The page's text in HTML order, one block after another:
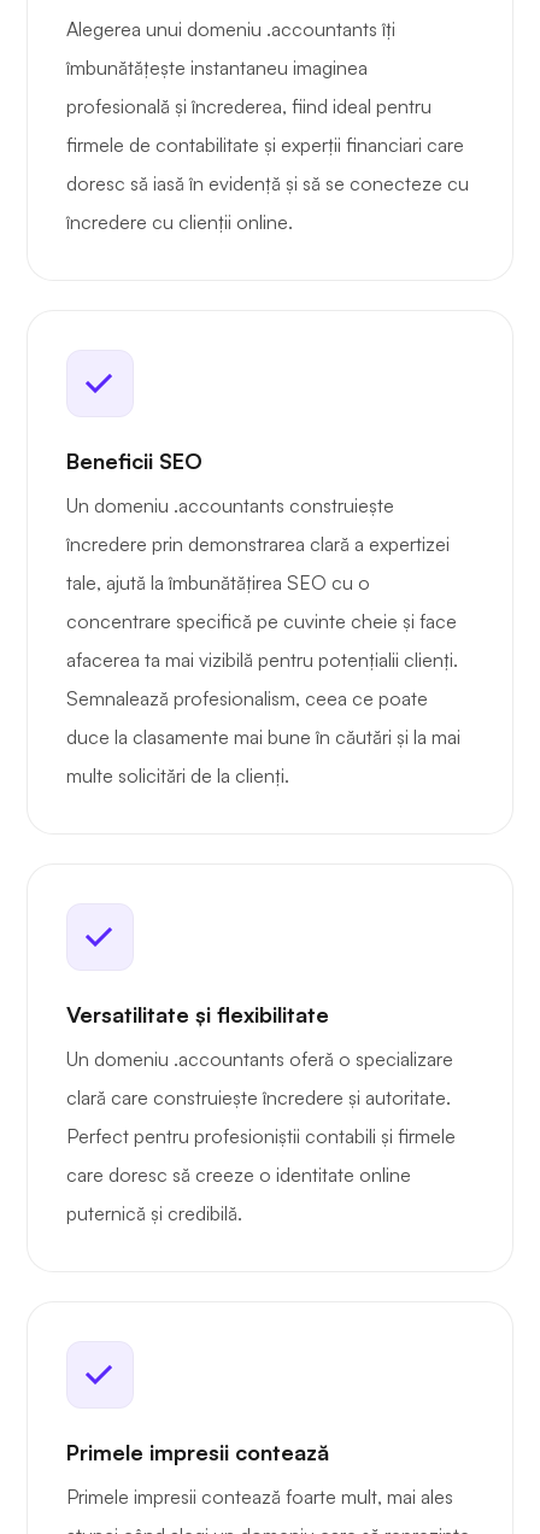
Alegerea unui domeniu .accountants îți
îmbunătățește instantaneu imaginea
profesională și încrederea, fiind ideal pentru
firmele de contabilitate și experții financiari care
doresc să iasă în evidență și să se conecteze cu
încredere cu clienții online.
Beneficii SEO
Un domeniu .accountants construiește
încredere prin demonstrarea clară a expertizei
tale, ajută la îmbunătățirea SEO cu o
concentrare specifică pe cuvinte cheie și face
afacerea ta mai vizibilă pentru potențialii clienți.
Semnalează profesionalism, ceea ce poate
duce la clasamente mai bune în căutări și la mai
multe solicitări de la clienți.
Versatilitate și flexibilitate
Un domeniu .accountants oferă o specializare
clară care construiește încredere și autoritate.
Perfect pentru profesioniștii contabili și firmele
care doresc să creeze o identitate online
puternică și credibilă.
Primele impresii contează
Primele impresii contează foarte mult, mai ales